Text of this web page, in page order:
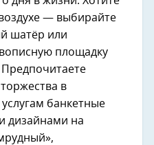
— выбирайте
шатёр или
площадку
в
банкетные
дизайнами на